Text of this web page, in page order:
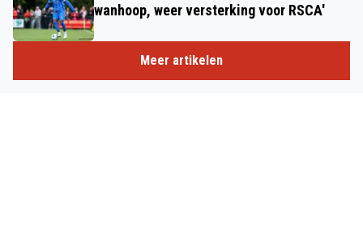
wanhoop, weer versterking voor RSCA'
Meer artikelen